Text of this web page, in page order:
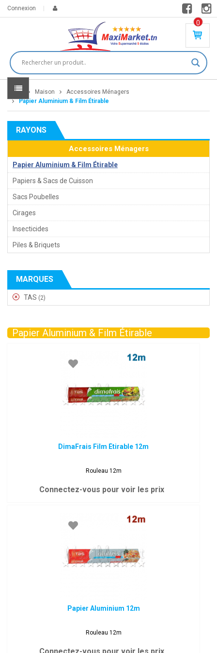
Connexion
0
PR
DU
IT(
S)
Home Maison
Accessoires Ménagers
Papier Aluminium & Film Étirable
RAYONS
Accessoires Ménagers
Papier Aluminium & Film Étirable
Papiers & Sacs de Cuisson
Sacs Poubelles
Cirages
Insecticides
Piles & Briquets
MARQUES
TAS (2)
Papier Aluminium & Film Étirable
DimaFrais Film Étirable 12m
Rouleau 12m
Connectez-vous pour voir les prix
Papier Aluminium 12m
Rouleau 12m